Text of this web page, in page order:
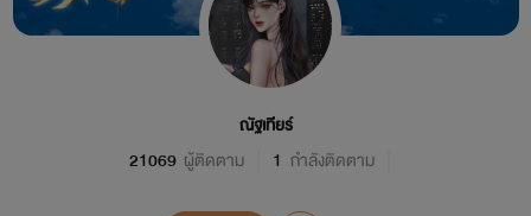
ณัฐเทียร์
21069 ผู้ติดตาม 1 กำลังติดตาม